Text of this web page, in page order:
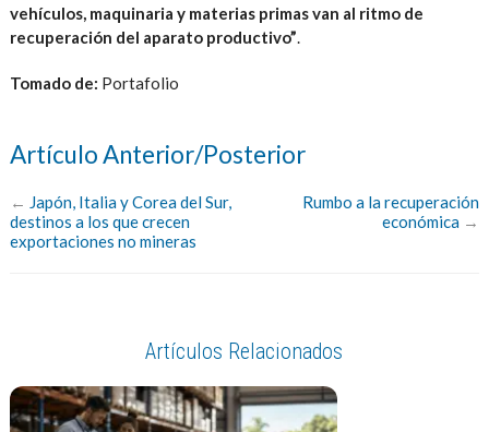
vehículos, maquinaria y materias primas van al ritmo de
recuperación del aparato productivo”.
Tomado de: Portafolio
Artículo Anterior/Posterior
← Japón, Italia y Corea del Sur,
destinos a los que crecen
exportaciones no mineras
Rumbo a la recuperación
económica →
Artículos Relacionados